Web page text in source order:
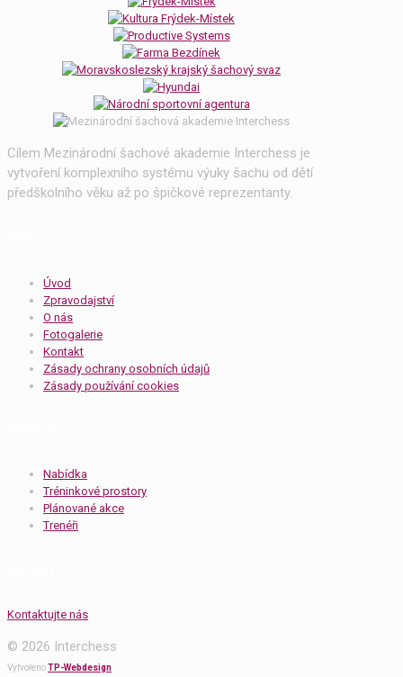
Cílem Mezinárodní šachové akademie Interchess je
vytvoření komplexního systému výuky šachu od dětí
předškolního věku až po špičkové reprezentanty.
Úvod
Zpravodajství
O nás
Fotogalerie
Kontakt
Zásady ochrany osobních údajů
Zásady používání cookies
Nabídka
Tréninkové prostory
Plánované akce
Trenéři
Kontaktujte nás
© 2026 Interchess
VytvořenoTP-Webdesign